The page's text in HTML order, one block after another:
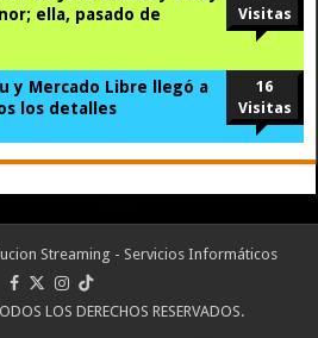
ella, pasado de
Visitas
y Mercado Libre llegó a
los detalles
16
Visitas
Streaming - Servicios Informáticos
LOS DERECHOS RESERVADOS.